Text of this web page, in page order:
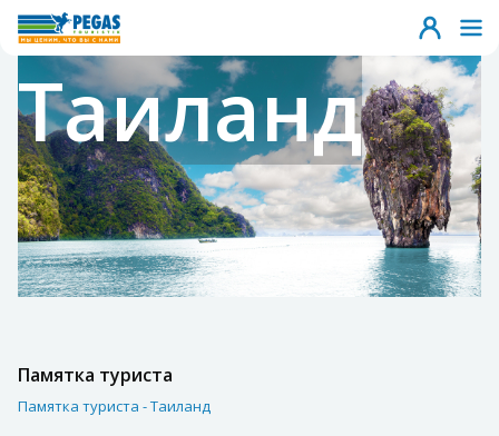
Таиланд
Памятка туриста
Памятка туриста - Таиланд